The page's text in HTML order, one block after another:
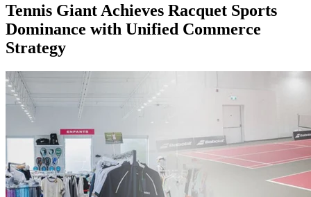
Tennis Giant Achieves Racquet Sports
Dominance with Unified Commerce
Strategy